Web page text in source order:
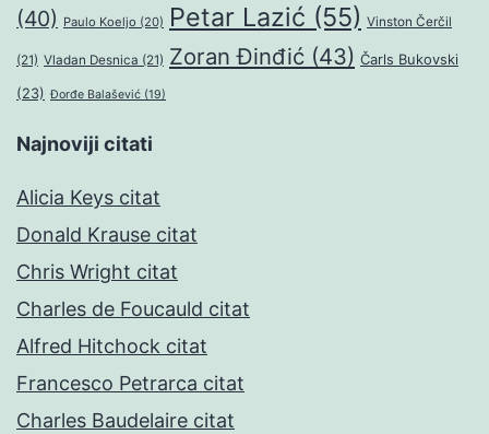
(40) Paulo Koeljo (20) Petar Lazić (55) Vinston Čerčil
(21) Vladan Desnica (21) Zoran Đinđić (43) Čarls Bukovski
(23) Đorđe Balašević (19)
Najnoviji citati
Alicia Keys citat
Donald Krause citat
Chris Wright citat
Charles de Foucauld citat
Alfred Hitchock citat
Francesco Petrarca citat
Charles Baudelaire citat